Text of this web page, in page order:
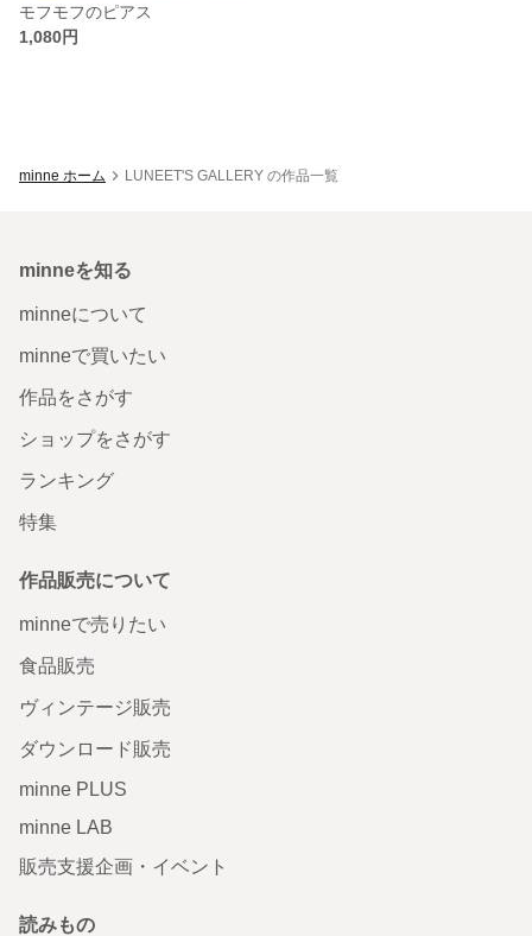
モフモフのピアス
1,080円
minne ホーム LUNEET'S GALLERY の作品一覧
minneを知る
minneについて
minneで買いたい
作品をさがす
ショップをさがす
ランキング
特集
作品販売について
minneで売りたい
食品販売
ヴィンテージ販売
ダウンロード販売
minne PLUS
minne LAB
販売支援企画・イベント
読みもの